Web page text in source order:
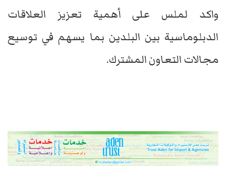
واكد لملس على أهمية تعزيز العلاقات
الدبلوماسية بين البلدين بما يسهم في توسيع
مجالات التعاون المشترك.